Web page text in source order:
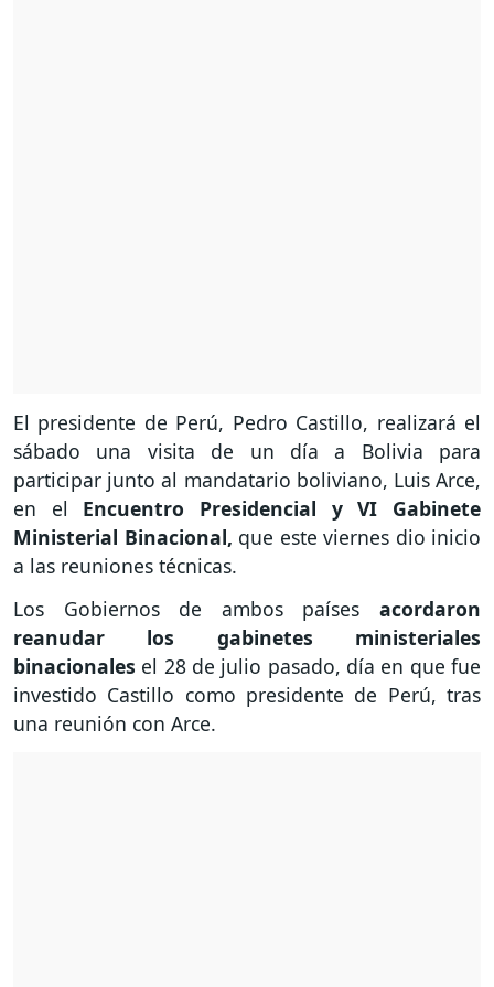
El presidente de Perú, Pedro Castillo, realizará el
sábado una visita de un día a Bolivia para
participar junto al mandatario boliviano, Luis Arce,
en el Encuentro Presidencial y VI Gabinete
Ministerial Binacional, que este viernes dio inicio
a las reuniones técnicas.
Los Gobiernos de ambos países acordaron
reanudar los gabinetes ministeriales
binacionales el 28 de julio pasado, día en que fue
investido Castillo como presidente de Perú, tras
una reunión con Arce.